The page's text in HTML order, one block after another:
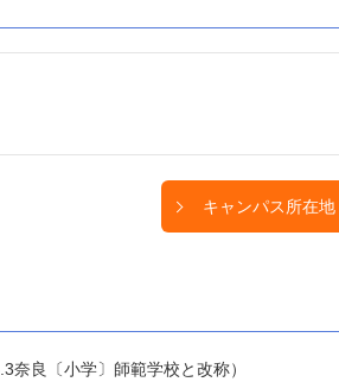
キャンパス所在地
良〔小学〕師範学校と改称）